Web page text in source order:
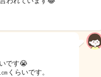
です😭
くらいです。